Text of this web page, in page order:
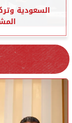
السعودية